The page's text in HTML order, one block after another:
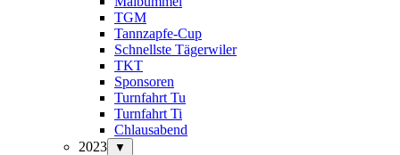
TGM
Tannzapfe-Cup
Schnellste Tägerwiler
TKT
Sponsoren
Turnfahrt Tu
Turnfahrt Ti
Chlausabend
2023
▼